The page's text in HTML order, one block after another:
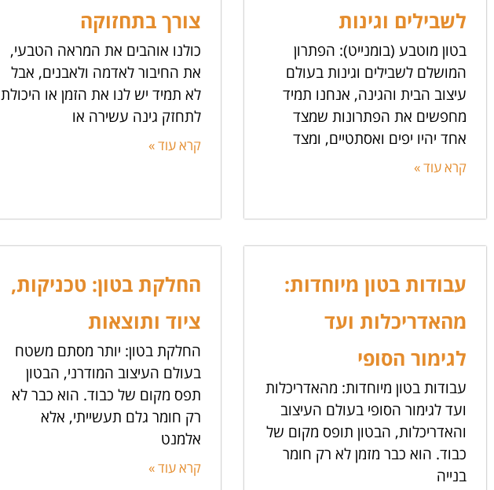
לשבילים וגינות
בטון מוטבע (בומנייט): הפתרון
המושלם לשבילים וגינות בעולם
עיצוב הבית והגינה, אנחנו תמיד
מחפשים את הפתרונות שמצד
אחד יהיו יפים ואסתטיים, ומצד
קרא עוד »
צורך בתחזוקה
כולנו אוהבים את המראה הטבעי,
את החיבור לאדמה ולאבנים, אבל
לא תמיד יש לנו את הזמן או היכולת
לתחזק גינה עשירה או
קרא עוד »
עבודות בטון מיוחדות:
מהאדריכלות ועד
לגימור הסופי
עבודות בטון מיוחדות: מהאדריכלות
ועד לגימור הסופי בעולם העיצוב
והאדריכלות, הבטון תופס מקום של
כבוד. הוא כבר מזמן לא רק חומר
בנייה
החלקת בטון: טכניקות,
ציוד ותוצאות
החלקת בטון: יותר מסתם משטח
בעולם העיצוב המודרני, הבטון
תפס מקום של כבוד. הוא כבר לא
רק חומר גלם תעשייתי, אלא
אלמנט
קרא עוד »